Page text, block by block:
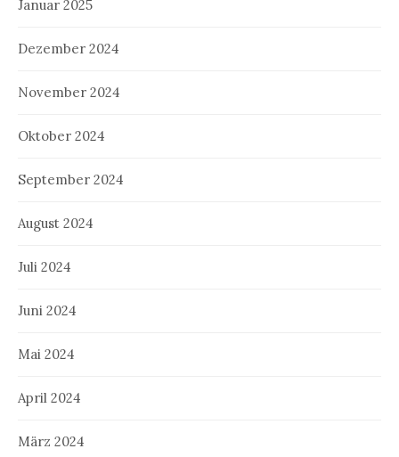
Januar 2025
Dezember 2024
November 2024
Oktober 2024
September 2024
August 2024
Juli 2024
Juni 2024
Mai 2024
April 2024
März 2024